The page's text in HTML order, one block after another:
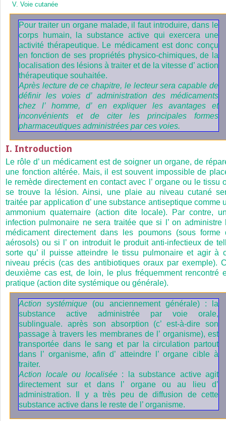
V. Voie cutanée
Pour traiter un organe malade, il faut introduire, dans le
corps humain, la substance active qui exercera une
activité thérapeutique. Le médicament est donc conçu
en fonction de ses propriétés physico-chimiques, de la
localisation des lésions à traiter et de la vitesse d’ action
thérapeutique souhaitée.
Après lecture de ce chapitre, le lecteur sera capable de
définir les voies d’ administration des médicaments
chez l’ homme, d’ en expliquer les avantages et
inconvénients et de citer les principales formes
pharmaceutiques administrées par ces voies.
I. Introduction
Le rôle d’ un médicament est de soigner un organe, de
une fonction altérée. Mais, il est souvent impossible de
le remède directement en contact avec l’ organe ou le tissu
se trouve la lésion. Ainsi, une plaie au niveau cutané
traitée par application d’ une substance antiseptique comme
ammonium quaternaire (action dite locale). Par contre,
infection pulmonaire ne sera traitée que si l’ on administre
médicament directement dans les poumons (sous forme
aérosols) ou si l’ on introduit le produit anti-infectieux de
sorte qu’ il puisse atteindre le tissu pulmonaire et agir à
niveau précis (cas des antibiotiques oraux par exemple).
deuxième cas est, de loin, le plus fréquemment rencontré
pratique (action dite systémique ou générale).
Action systémique (ou anciennement générale) : la
substance active administrée par voie orale,
sublinguale. après son absorption (c’ est-à-dire son
passage à travers les membranes de l’ organisme), est
transportée dans le sang et par la circulation partout
dans l’ organisme, afin d’ atteindre l’ organe cible à
traiter.
Action locale ou localisée: la substance active agit
directement sur et dans l’ organe ou au lieu d’
administration. Il y a très peu de diffusion de cette
substance active dans le reste de l’ organisme.